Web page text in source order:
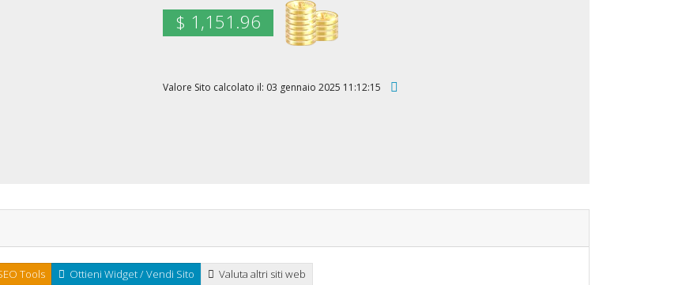
$ 1,151.96
Valore Sito calcolato il: 03 gennaio 2025 11:12:15
Tools Ottieni Widget / Vendi Sito Valuta altri siti web